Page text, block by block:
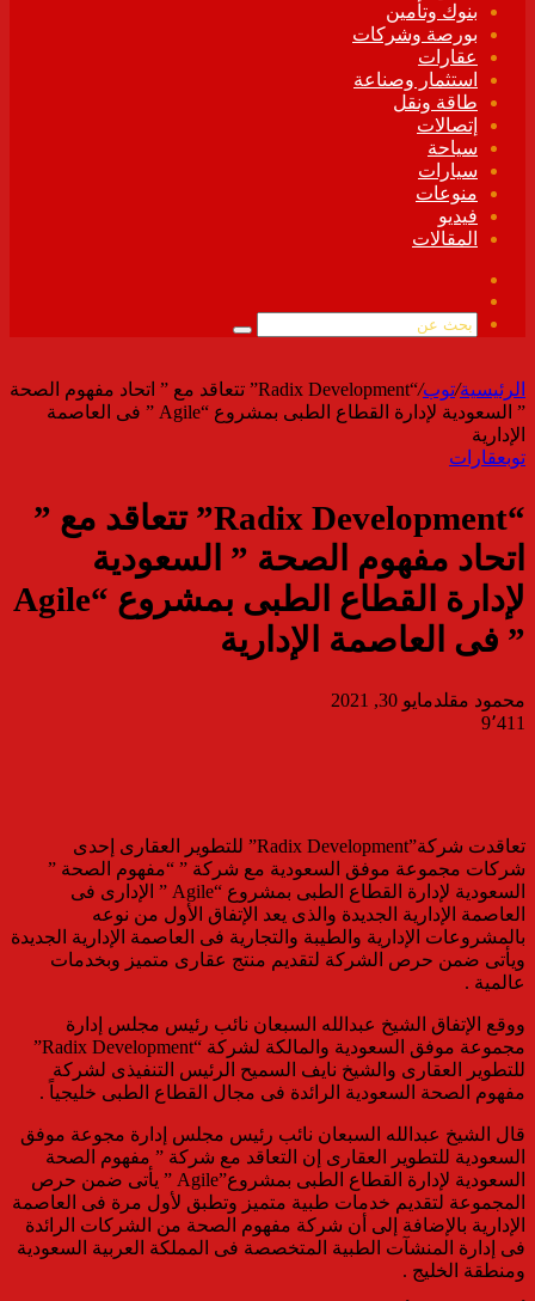
بنوك وتأمين
بورصة وشركات
عقارات
استثمار وصناعة
طاقة ونقل
إتصالات
سياحة
سيارات
منوعات
فيديو
المقالات
الموقع
بحث
الرئيسية/توب/
“Radix Development” تتعاقد مع ” اتحاد مفهوم الصحة
” السعودية لإدارة القطاع الطبى بمشروع “Agile ” فى العاصمة
الإدارية
توبعقارات
“Radix Development” تتعاقد مع ”
اتحاد مفهوم الصحة ” السعودية
لإدارة القطاع الطبى بمشروع “Agile
” فى العاصمة الإدارية
محمود مقلدمايو 30, 2021
9٬411
تعاقدت شركة”Radix Development” للتطوير العقارى إحدى
شركات مجموعة موفق السعودية مع شركة ” “مفهوم الصحة ”
السعودية لإدارة القطاع الطبى بمشروع “Agile ” الإدارى فى
العاصمة الإدارية الجديدة والذى يعد الإتفاق الأول من نوعه
بالمشروعات الإدارية والطيبة والتجارية فى العاصمة الإدارية الجديدة
ويأتى ضمن حرص الشركة لتقديم منتج عقارى متميز وبخدمات
عالمية .
ووقع الإتفاق الشيخ عبدالله السبعان نائب رئيس مجلس إدارة
مجموعة موفق السعودية والمالكة لشركة “Radix Development”
للتطوير العقارى والشيخ نايف السميح الرئيس التنفيذى لشركة
مفهوم الصحة السعودية الرائدة فى مجال القطاع الطبى خليجياً .
قال الشيخ عبدالله السبعان نائب رئيس مجلس إدارة مجوعة موفق
السعودية للتطوير العقارى إن التعاقد مع شركة ” مفهوم الصحة
السعودية لإدارة القطاع الطبى بمشروع”Agile ” يأتى ضمن حرص
المجموعة لتقديم خدمات طبية متميز وتطبق لأول مرة فى العاصمة
الإدارية بالإضافة إلى أن شركة مفهوم الصحة من الشركات الرائدة
فى إدارة المنشآت الطبية المتخصصة فى المملكة العربية السعودية
ومنطقة الخليج .